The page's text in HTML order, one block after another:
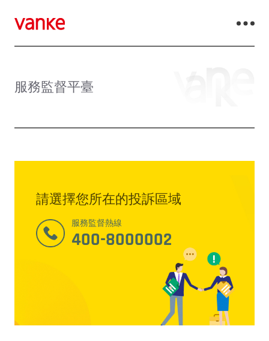
服務監督平臺
請選擇您所在的投訴區域
服務監督熱線
400-8000002